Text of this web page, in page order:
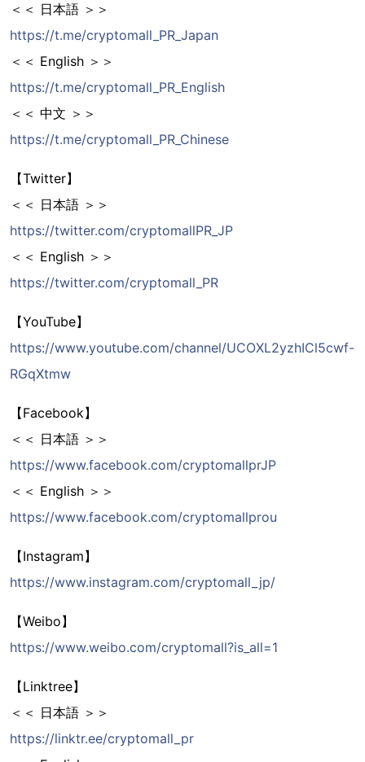
＜＜ 日本語 ＞＞
https://t.me/cryptomall_PR_Japan
＜＜ English ＞＞
https://t.me/cryptomall_PR_English
＜＜ 中文 ＞＞
https://t.me/cryptomall_PR_Chinese
【Twitter】
＜＜ 日本語 ＞＞
https://twitter.com/cryptomallPR_JP
＜＜ English ＞＞
https://twitter.com/cryptomall_PR
【YouTube】
https://www.youtube.com/channel/UCOXL2yzhICl5cwf-
RGqXtmw
【Facebook】
＜＜ 日本語 ＞＞
https://www.facebook.com/cryptomallprJP
＜＜ English ＞＞
https://www.facebook.com/cryptomallprou
【Instagram】
https://www.instagram.com/cryptomall_jp/
【Weibo】
https://www.weibo.com/cryptomall?is_all=1
【Linktree】
＜＜ 日本語 ＞＞
https://linktr.ee/cryptomall_pr